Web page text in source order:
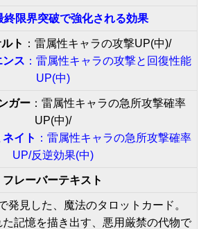
終限界突破で強化される効果
ト ：雷属性キャラの攻撃UP(中)/
ンス ：雷属性キャラの攻撃と回復性能
UP(中)
ガー ：雷属性キャラの急所攻撃確率
UP(中)/
イト ：雷属性キャラの急所攻撃確率
UP/反逆効果(中)
フレーバーテキスト
発見した、魔法のタロットカード。
た記憶を描き出す、悪用厳禁の代物で